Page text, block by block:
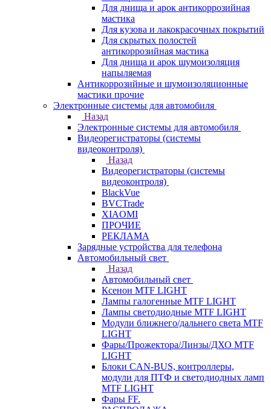
Для днища и арок антикоррозийная
мастика
Для кузова и лакокрасочных покрытий
Для скрытых полостей
антикоррозийная мастика
Для днища и арок шумоизоляция
напыляемая
Антикоррозийные и шумоизоляционные
мастики прочие
Электронные системы для автомобиля
Назад
Электронные системы для автомобиля
Видеорегистраторы (системы
видеоконтроля)
Назад
Видеорегистраторы (системы
видеоконтроля)
BlackVue
BVCTrade
XIAOMI
ПРОЧИЕ
РЕКЛАМА
Зарядные устройства для телефона
Автомобильный свет
Назад
Автомобильный свет
Ксенон MTF LIGHT
Лампы галогенные MTF LIGHT
Лампы светодиодные MTF LIGHT
Модули ближнего/дальнего света MTF
LIGHT
Фары/Прожектора/Линзы/ДХО MTF
LIGHT
Блоки CAN-BUS, контроллеры,
модули для ПТФ и светодиодных ламп
MTF LIGHT
Фары FF.